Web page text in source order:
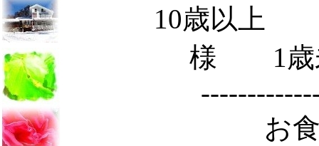
10歳以上
様 1
お